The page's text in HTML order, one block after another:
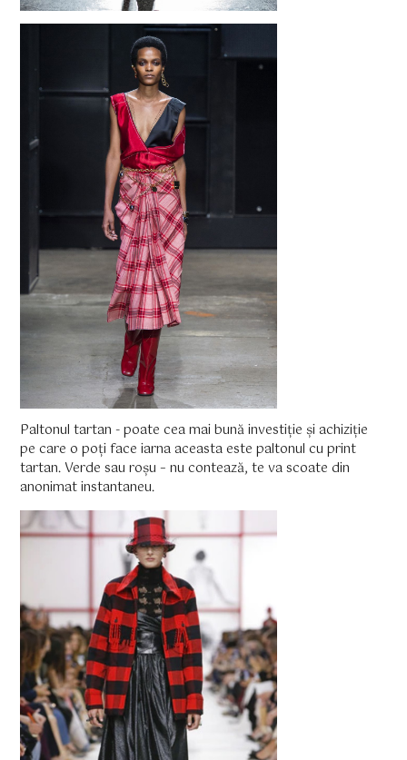
Paltonul tartan - poate cea mai bună investiție și achiziție
pe care o poți face iarna aceasta este paltonul cu print
tartan. Verde sau roșu – nu contează, te va scoate din
anonimat instantaneu.